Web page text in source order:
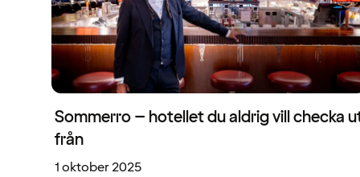
Sommerro – hotellet du aldrig vill checka
från
1 oktober 2025